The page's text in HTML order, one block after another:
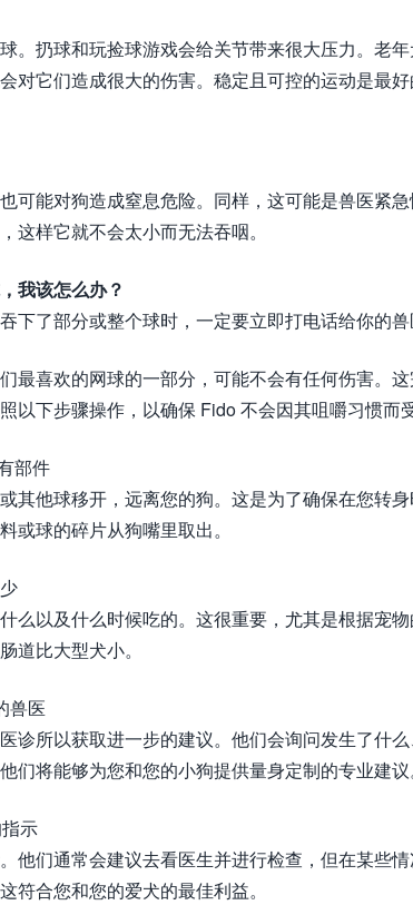
。扔球和玩捡球游戏会给关节带来很大压力。老
对它们造成很大的伤害。稳定且可控的运动是最
可能对狗造成窒息危险。同样，这可能是兽医紧
这样它就不会太小而无法吞咽。
我该怎么办？
下了部分或整个球时，一定要立即打电话给你的兽
最喜欢的网球的一部分，可能不会有任何伤害。
以下步骤操作，以确保 Fido 不会因其咀嚼习惯而
部件
其他球移开，远离您的狗。这是为了确保在您转
或球的碎片从狗嘴里取出。
么以及什么时候吃的。这很重要，尤其是根据宠
道比大型犬小。
兽医
诊所以获取进一步的建议。他们会询问发生了什
们将能够为您和您的小狗提供量身定制的专业建议
示
他们通常会建议去看医生并进行检查，但在某些
符合您和您的爱犬的最佳利益。